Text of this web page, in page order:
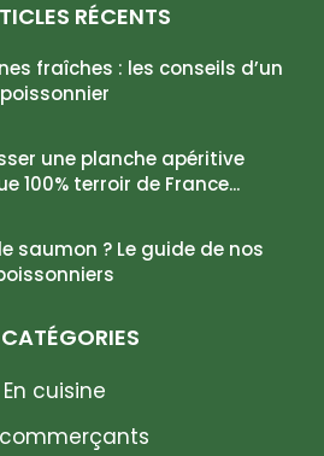
RÉCENTS
fraîches : les conseils d’un
poissonnier
une planche apéritive
100% terroir de France...
saumon ? Le guide de nos
CATÉGORIES
En cuisine
commerçants